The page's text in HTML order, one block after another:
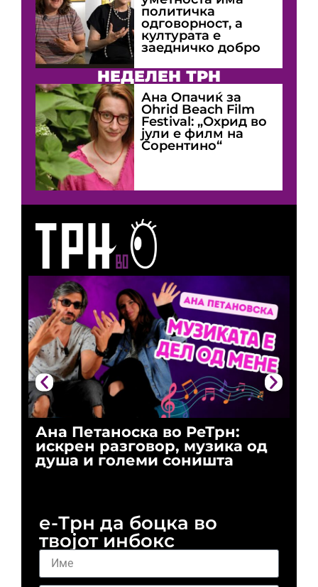
Ана Петаноска во РеТрн:
искрен разговор, музика од
душа и големи соништа
политичка
одговорност, а
културата е
заедничко добро
НЕДЕЛЕН ТРН
Ана Опачиќ за
Оhrid Beach Film
Festival: „Охрид во
јули е филм на
Сорентино“
е-Трн да боцка во
твојот инбокс